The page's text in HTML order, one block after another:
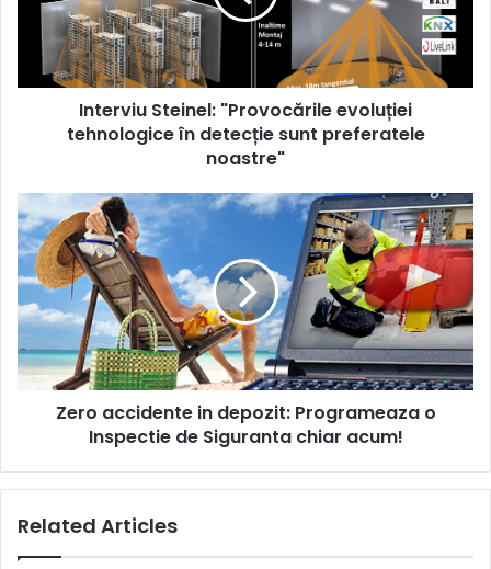
detecție
sunt
preferatele
Interviu Steinel: "Provocările evoluției
tehnologice în detecție sunt preferatele
noastre"
accidente
in
depozit: Programeaza
Inspectie
Siguranta
chiar
Zero accidente in depozit: Programeaza o
Inspectie de Siguranta chiar acum!
Related Articles